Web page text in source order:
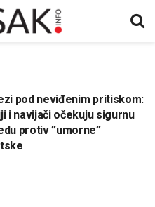
pod neviđenim pritiskom:
i navijači očekuju sigurnu
protiv ”umorne”